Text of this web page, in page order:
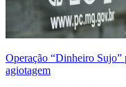
Operação “Dinheiro Sujo”
agiotagem